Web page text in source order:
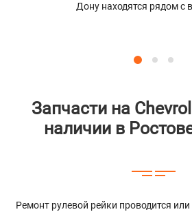
Дону находятся рядом с
Запчасти на
наличии в
Ремонт рулевой рейки проводится